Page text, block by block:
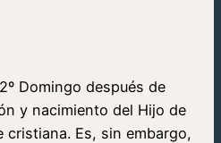
Domingo después de
y nacimiento del Hijo de
cristiana. Es, sin embargo,